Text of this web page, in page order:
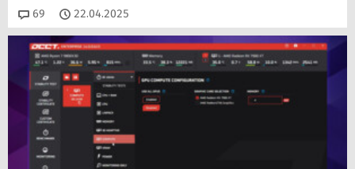
69 Kommentare
22.04.2025